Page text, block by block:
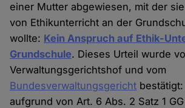
einer Mutter abgewiesen, mit der
von Ethikunterricht an der
wollte: Kein Anspruch auf Ethik-
Grundschule. Dieses Urteil wurde
Verwaltungsgerichtshof und vom
Bundesverwaltungsgericht
aufgrund von Art. 6 Abs. 2 Satz 1